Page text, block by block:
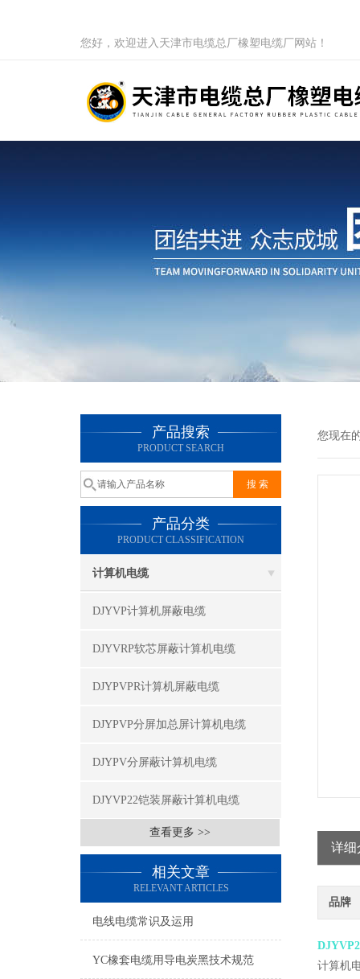
您好，欢迎进入天津市电缆总厂橡塑电缆厂网站！
产品搜索
PRODUCT SEARCH
产品分类
PRODUCT CLASSIFICATION
计算机电缆
DJYVP计算机屏蔽电缆
DJYVRP软芯屏蔽计算机电缆
DJYPVPR计算机屏蔽电缆
DJYPVP分屏加总屏计算机电缆
DJYPV分屏蔽计算机电缆
DJYVP22铠装屏蔽计算机电缆
查看更多 >>
相关文章
RELEVANT ARTICLES
电线电缆常识及运用
YC橡套电缆用导电炭黑技术规范
您现在
详细
品牌
计算机